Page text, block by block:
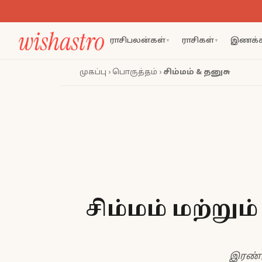
ராசிபலன்கள் ▼ ராசிகள் ▼
முகப்பு › பொருத்தம் › சிம்மம் & தனுசு
சிம்மம்